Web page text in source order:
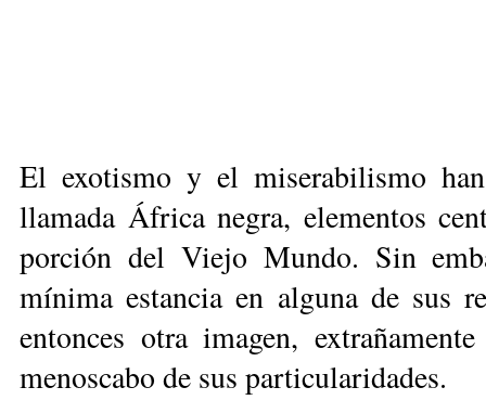
El exotismo y el miserabilismo
llamada África negra, elementos
porción del Viejo Mundo. Sin
mínima estancia en alguna de sus
entonces otra imagen,
menoscabo de sus particularidades.